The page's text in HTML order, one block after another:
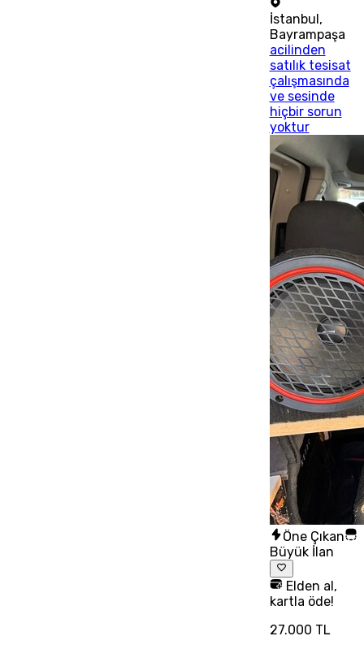
İstanbul,
Bayrampaşa
acilinden
satılık tesisat
çalışmasında
ve sesinde
hiçbir sorun
yoktur
Öne Çıkan
Büyük İlan
Elden al,
kartla öde!
27.000 TL